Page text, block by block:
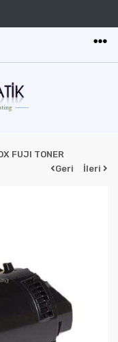
FUJI TONER
Geri
İleri